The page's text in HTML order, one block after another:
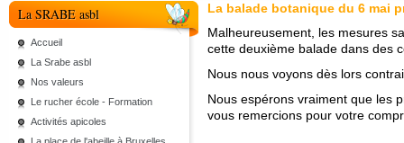
La SRABE asbl
Accueil
La Srabe asbl
Nos valeurs
Le rucher école - Formation
Activités apicoles
La balade botanique du 6 mai
Malheureusement, les mesures
cette deuxième balade dans des
Nous nous voyons dès lors
Nous espérons vraiment que les
vous remercions pour votre